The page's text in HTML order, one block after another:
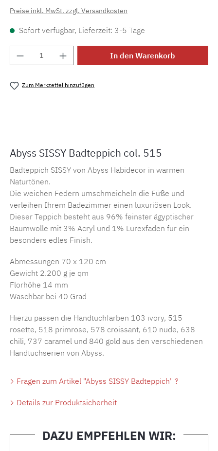
Preise inkl. MwSt. zzgl. Versandkosten
Sofort verfügbar, Lieferzeit: 3-5 Tage
Produkt Anzahl: Gib den gewünschten
In den Warenkorb
Zum Merkzettel hinzufügen
Abyss SISSY Badteppich col. 515
Badteppich SISSY von Abyss Habidecor in warmen
Naturtönen.
Die weichen Federn umschmeicheln die Füße und
verleihen Ihrem Badezimmer einen luxuriösen Look.
Dieser Teppich besteht aus 96% feinster ägyptischer
Baumwolle mit 3% Acryl und 1% Lurexfäden für ein
besonders edles Finish.
Abmessungen 70 x 120 cm
Gewicht 2.200 g je qm
Florhöhe 14 mm
Waschbar bei 40 Grad
Hierzu passen die Handtuchfarben 103 ivory, 515
rosette, 518 primrose, 578 croissant, 610 nude, 638
chili, 737 caramel und 840 gold aus den verschiedenen
Handtuchserien von Abyss.
Fragen zum Artikel "Abyss SISSY Badteppich" ?
Details zur Produktsicherheit
DAZU EMPFEHLEN WIR: